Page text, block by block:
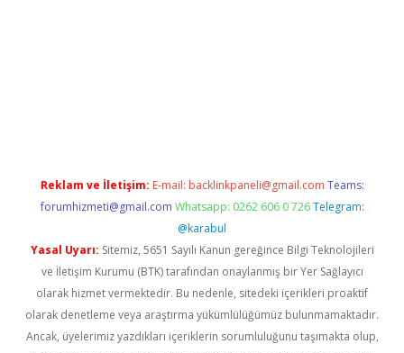
Reklam ve İletişim: E-mail: backlinkpaneli@gmail.com Teams:
forumhizmeti@gmail.com Whatsapp: 0262 606 0 726 Telegram:
@karabul
Yasal Uyarı: Sitemiz, 5651 Sayılı Kanun gereğince Bilgi Teknolojileri
ve İletişim Kurumu (BTK) tarafından onaylanmış bir Yer Sağlayıcı
olarak hizmet vermektedir. Bu nedenle, sitedeki içerikleri proaktif
olarak denetleme veya araştırma yükümlülüğümüz bulunmamaktadır.
Ancak, üyelerimiz yazdıkları içeriklerin sorumluluğunu taşımakta olup,